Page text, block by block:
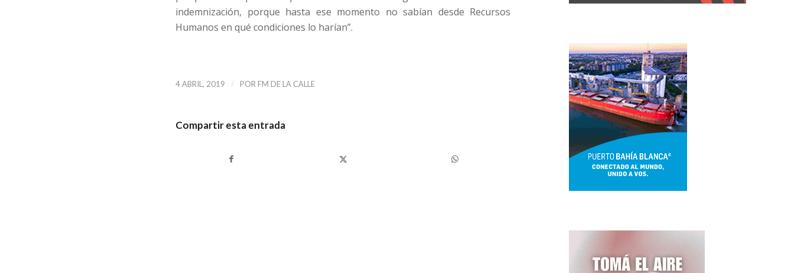
indemnización, porque hasta ese momento no sabían desde Recursos
Humanos en qué condiciones lo harían”.
4 ABRIL, 2019 / POR FM DE LA CALLE
Compartir esta entrada